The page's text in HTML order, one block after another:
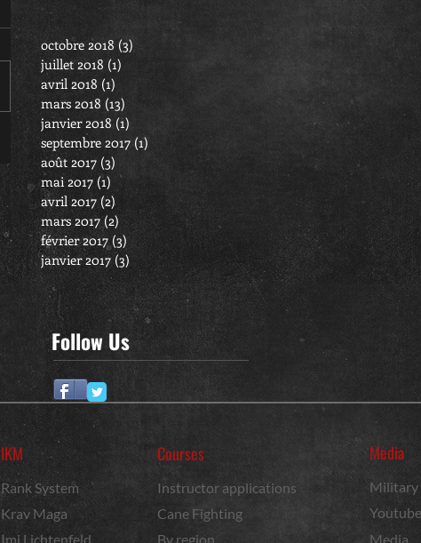
octobre 2018 (3) 3 posts
juillet 2018 (1)
avril 2018 (1)
mars 2018 (13)
janvier 2018 (1)
septembre 2017 (1)
août 2017 (3)
mai 2017 (1) 1 post
avril 2017 (2) 2 posts
mars 2017 (2)2 posts
février 2017 (3)3 posts
janvier 2017 (3) 3 posts
Follow Us
IKM
Rank System
Krav Maga
Imi Lichtenfeld
Courses
Instructor applications
Cane Fighting
By region
Media
Youtube
Media